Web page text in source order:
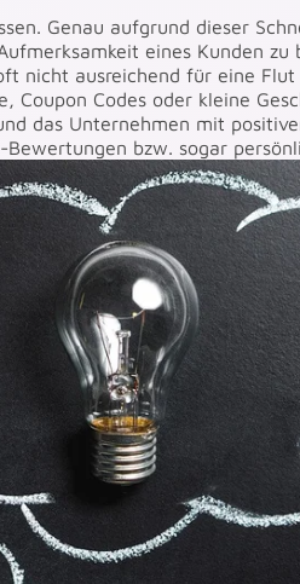
Genau aufgrund dieser
eines Kunden
nicht ausreichend für eine
Coupon Codes oder kleine
das Unternehmen mit
bzw. sogar